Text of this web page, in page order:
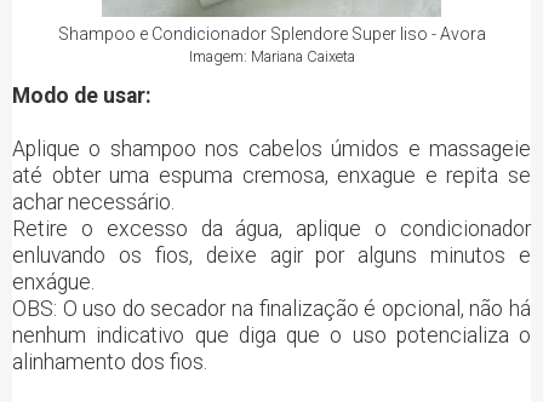
Shampoo e Condicionador Splendore Super liso - Avora
Imagem: Mariana Caixeta
Modo de usar:
Aplique o shampoo nos cabelos úmidos e massageie
até obter uma espuma cremosa, enxague e repita se
achar necessário.
Retire o excesso da água, aplique o condicionador
enluvando os fios, deixe agir por alguns minutos e
enxágue.
OBS: O uso do secador na finalização é opcional, não há
nenhum indicativo que diga que o uso potencializa o
alinhamento dos fios.